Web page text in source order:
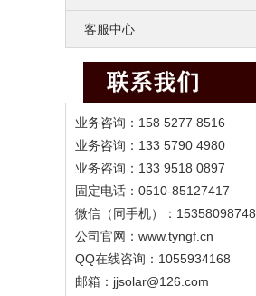
客服中心
业务咨询：158 5277 8516
业务咨询：133 5790 4980
业务咨询：133 9518 0897
固定电话：0510-85127417
微信（同手机）：15358098748
公司官网：www.tyngf.cn
QQ在线咨询：1055934168
邮箱：jjsolar@126.com